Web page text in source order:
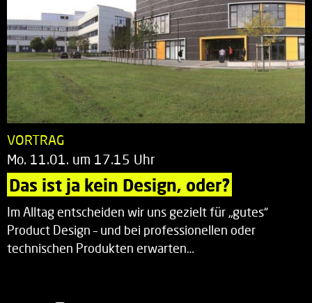
VORTRAG
Mo. 11.01. um 17.15 Uhr
Das ist ja kein Design, oder?
Im Alltag entscheiden wir uns gezielt für „gutes“
Product Design – und bei professionellen oder
technischen Produkten erwarten…